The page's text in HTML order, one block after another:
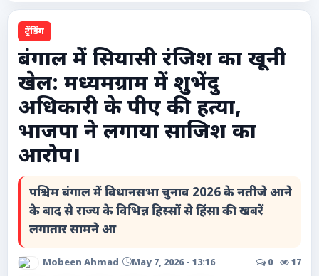
टेक्नोलॉजी / गैजेट्स
लाइफस्टाइल
वायरल
साहित्य
विशेष लेख
धर्म और अध्यात्म
Advertise with Us
ट्रेंडिंग
बंगाल में सियासी रंजिश का खूनी
खेल: मध्यमग्राम में शुभेंदु
अधिकारी के पीए की हत्या,
भाजपा ने लगाया साजिश का
आरोप।
पश्चिम बंगाल में विधानसभा चुनाव 2026 के नतीजे आने
के बाद से राज्य के विभिन्न हिस्सों से हिंसा की खबरें
लगातार सामने आ
Mobeen Ahmad May 7, 2026 - 13:16 0 17